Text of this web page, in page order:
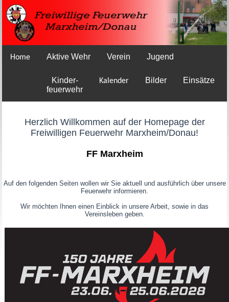
Home Aktive Wehr Verein Jugend
Kinder-
feuerwehr
Kalender Bilder Einsätze
Herzlich Willkommen auf der Homepage der
Freiwilligen Feuerwehr Marxheim/Donau!
FF Marxheim
Auf den folgenden Seiten wollen wir Sie aktuell und ausführlich über unsere
Feuerwehr informieren.
Wir möchten Ihnen einen Einblick in unsere Arbeit, sowie in das
Vereinsleben geben.